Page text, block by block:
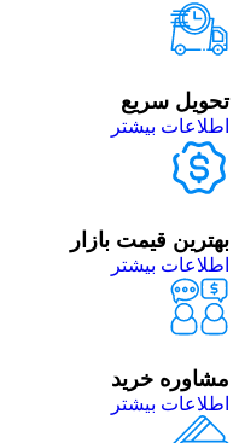
تحویل سریع
اطلاعات بیشتر
بهترین قیمت بازار
اطلاعات بیشتر
مشاوره خرید
اطلاعات بیشتر